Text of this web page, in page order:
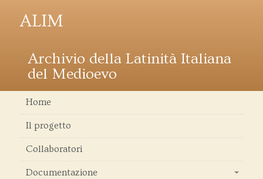
ALIM
Archivio della Latinità Italiana
del Medioevo
Home
Il progetto
Collaboratori
Documentazione